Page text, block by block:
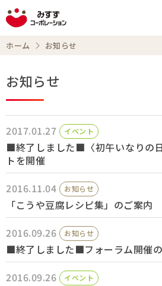
商品情報
知る・楽しむ
レシピ
お知らせ
企業情報
ホーム お知らせ
お知らせ
2017.01.27 イベント
■終了しました■〈初午いなりの
トを開催
2016.11.04
お知らせ
「こうや豆腐レシピ集」のご案内
2016.09.26
お知らせ
■終了しました■フォーラム開催
2016.09.26
イベント